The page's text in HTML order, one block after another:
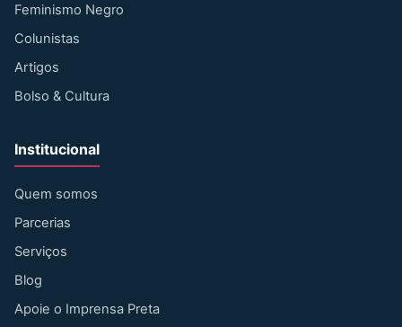
Feminismo Negro
Colunistas
Artigos
Bolso & Cultura
Institucional
Quem somos
Parcerias
Serviços
Blog
Apoie o Imprensa Preta